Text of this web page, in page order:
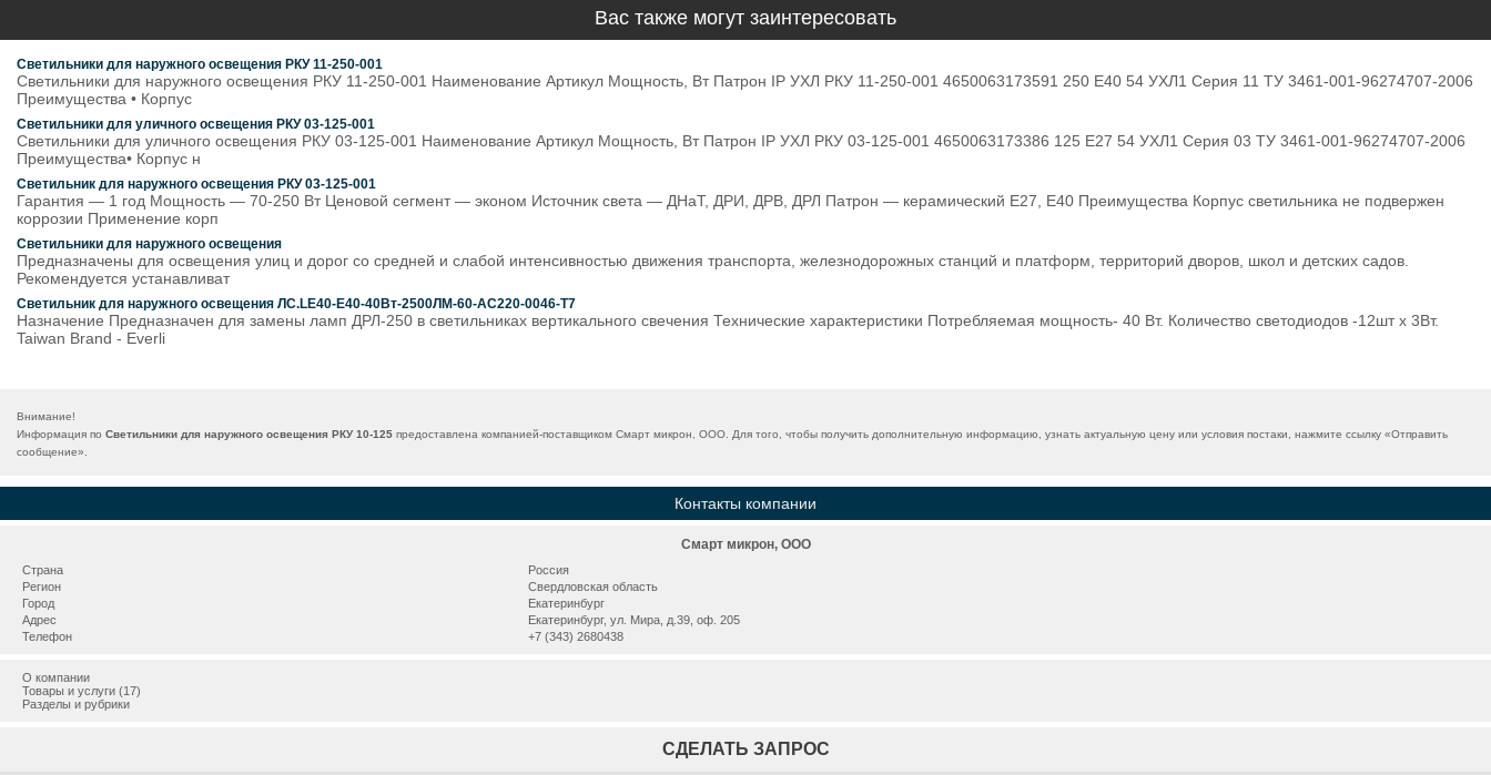
Вас также могут заинтересовать
Светильники для наружного освещения РКУ 11-250-001
Светильники для наружного освещения РКУ 11-250-001 Наименование Артикул Мощность, Вт Патрон IP УХЛ РКУ 11-250-001 4650063173591 250 E40 54 УХЛ1 Серия 11 ТУ 3461-001-96274707-2006
Преимущества • Корпус
Светильники для уличного освещения РКУ 03-125-001
Светильники для уличного освещения РКУ 03-125-001 Наименование Артикул Мощность, Вт Патрон IP УХЛ РКУ 03-125-001 4650063173386 125 E27 54 УХЛ1 Серия 03 ТУ 3461-001-96274707-2006
Преимущества• Корпус н
Светильник для наружного освещения РКУ 03-125-001
Гарантия — 1 год Мощность — 70-250 Вт Ценовой сегмент — эконом Источник света — ДНаТ, ДРИ, ДРВ, ДРЛ Патрон — керамический E27, E40 Преимущества Корпус светильника не подвержен
коррозии Применение корп
Светильники для наружного освещения
Предназначены для освещения улиц и дорог со средней и слабой интенсивностью движения транспорта, железнодорожных станций и платформ, территорий дворов, школ и детских садов.
Рекомендуется устанавливат
Светильник для наружного освещения ЛС.LE40-E40-40Вт-2500ЛМ-60-AC220-0046-Т7
Назначение Предназначен для замены ламп ДРЛ-250 в светильниках вертикального свечения Технические характеристики Потребляемая мощность- 40 Вт. Количество светодиодов -12шт х 3Вт.
Taiwan Brand - Everli
Внимание!
Информация по Светильники для наружного освещения РКУ 10-125 предоставлена компанией-поставщиком Смарт микрон, ООО. Для того, чтобы получить дополнительную информацию, узнать актуальную цену или условия постаки, нажмите ссылку «Отправить
сообщение».
Контакты компании
Смарт микрон, ООО
Страна
Россия
Регион
Свердловская область
Город
Екатеринбург
Адрес
Екатеринбург, ул. Мира, д.39, оф. 205
Телефон
+7 (343) 2680438
О компании
Товары и услуги (17)
Разделы и рубрики
СДЕЛАТЬ ЗАПРОС